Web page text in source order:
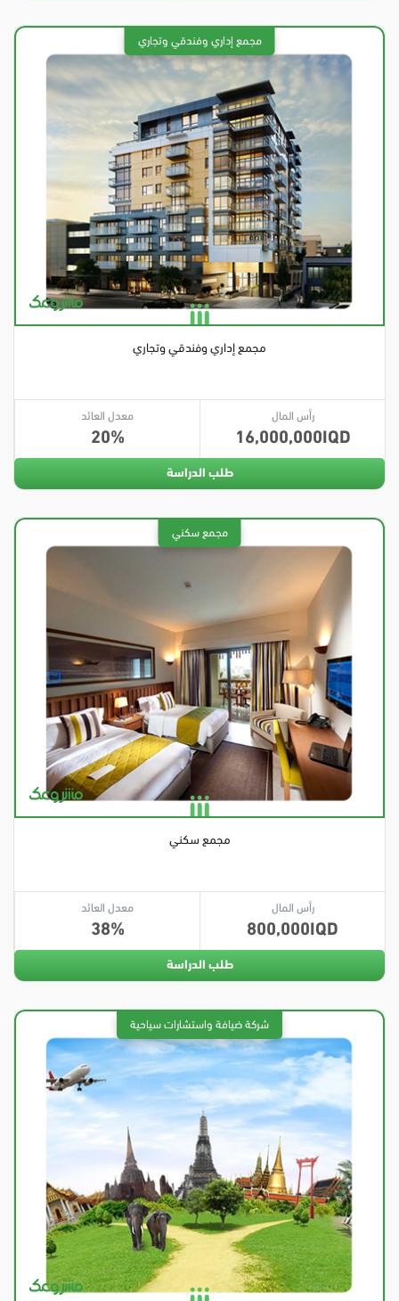
مجمع إداري وفندقي وتجاري
رأس المال
16,000,000
معدل العائد
20
طلب الدراسة
مجمع سكني
رأس المال
800,000
معدل العائد
38
طلب الدراسة